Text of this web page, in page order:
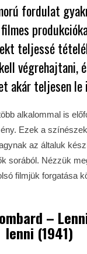
fordulat
teljessé
végrehajtani,
akár teljesen
alkalommal is
Ezek a
az általuk
sorából. Nézzük
filmjük forgatása
–
lenni (1941)